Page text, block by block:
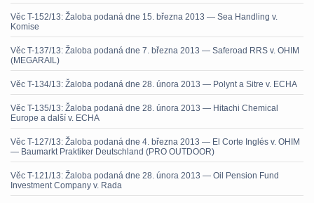
Věc T-152/13: Žaloba podaná dne 15. března 2013 — Sea Handling v.
Komise
Věc T-137/13: Žaloba podaná dne 7. března 2013 — Saferoad RRS v. OHIM
(MEGARAIL)
Věc T-134/13: Žaloba podaná dne 28. února 2013 — Polynt a Sitre v. ECHA
Věc T-135/13: Žaloba podaná dne 28. února 2013 — Hitachi Chemical
Europe a další v. ECHA
Věc T-127/13: Žaloba podaná dne 4. března 2013 — El Corte Inglés v. OHIM
— Baumarkt Praktiker Deutschland (PRO OUTDOOR)
Věc T-121/13: Žaloba podaná dne 28. února 2013 — Oil Pension Fund
Investment Company v. Rada